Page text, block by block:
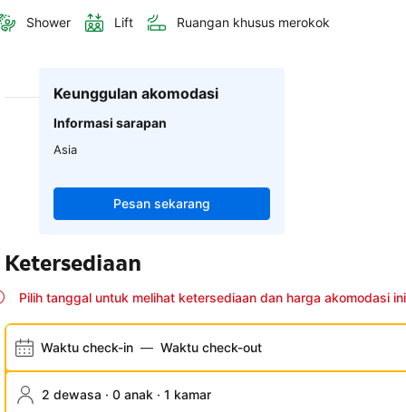
Shower Lift Ruangan khusus merokok
Keunggulan akomodasi
Informasi sarapan
Asia
Pesan sekarang
Ketersediaan
Pilih tanggal untuk melihat ketersediaan dan harga akomodasi ini
Waktu check-in — Waktu check-out
2 dewasa · 0 anak · 1 kamar